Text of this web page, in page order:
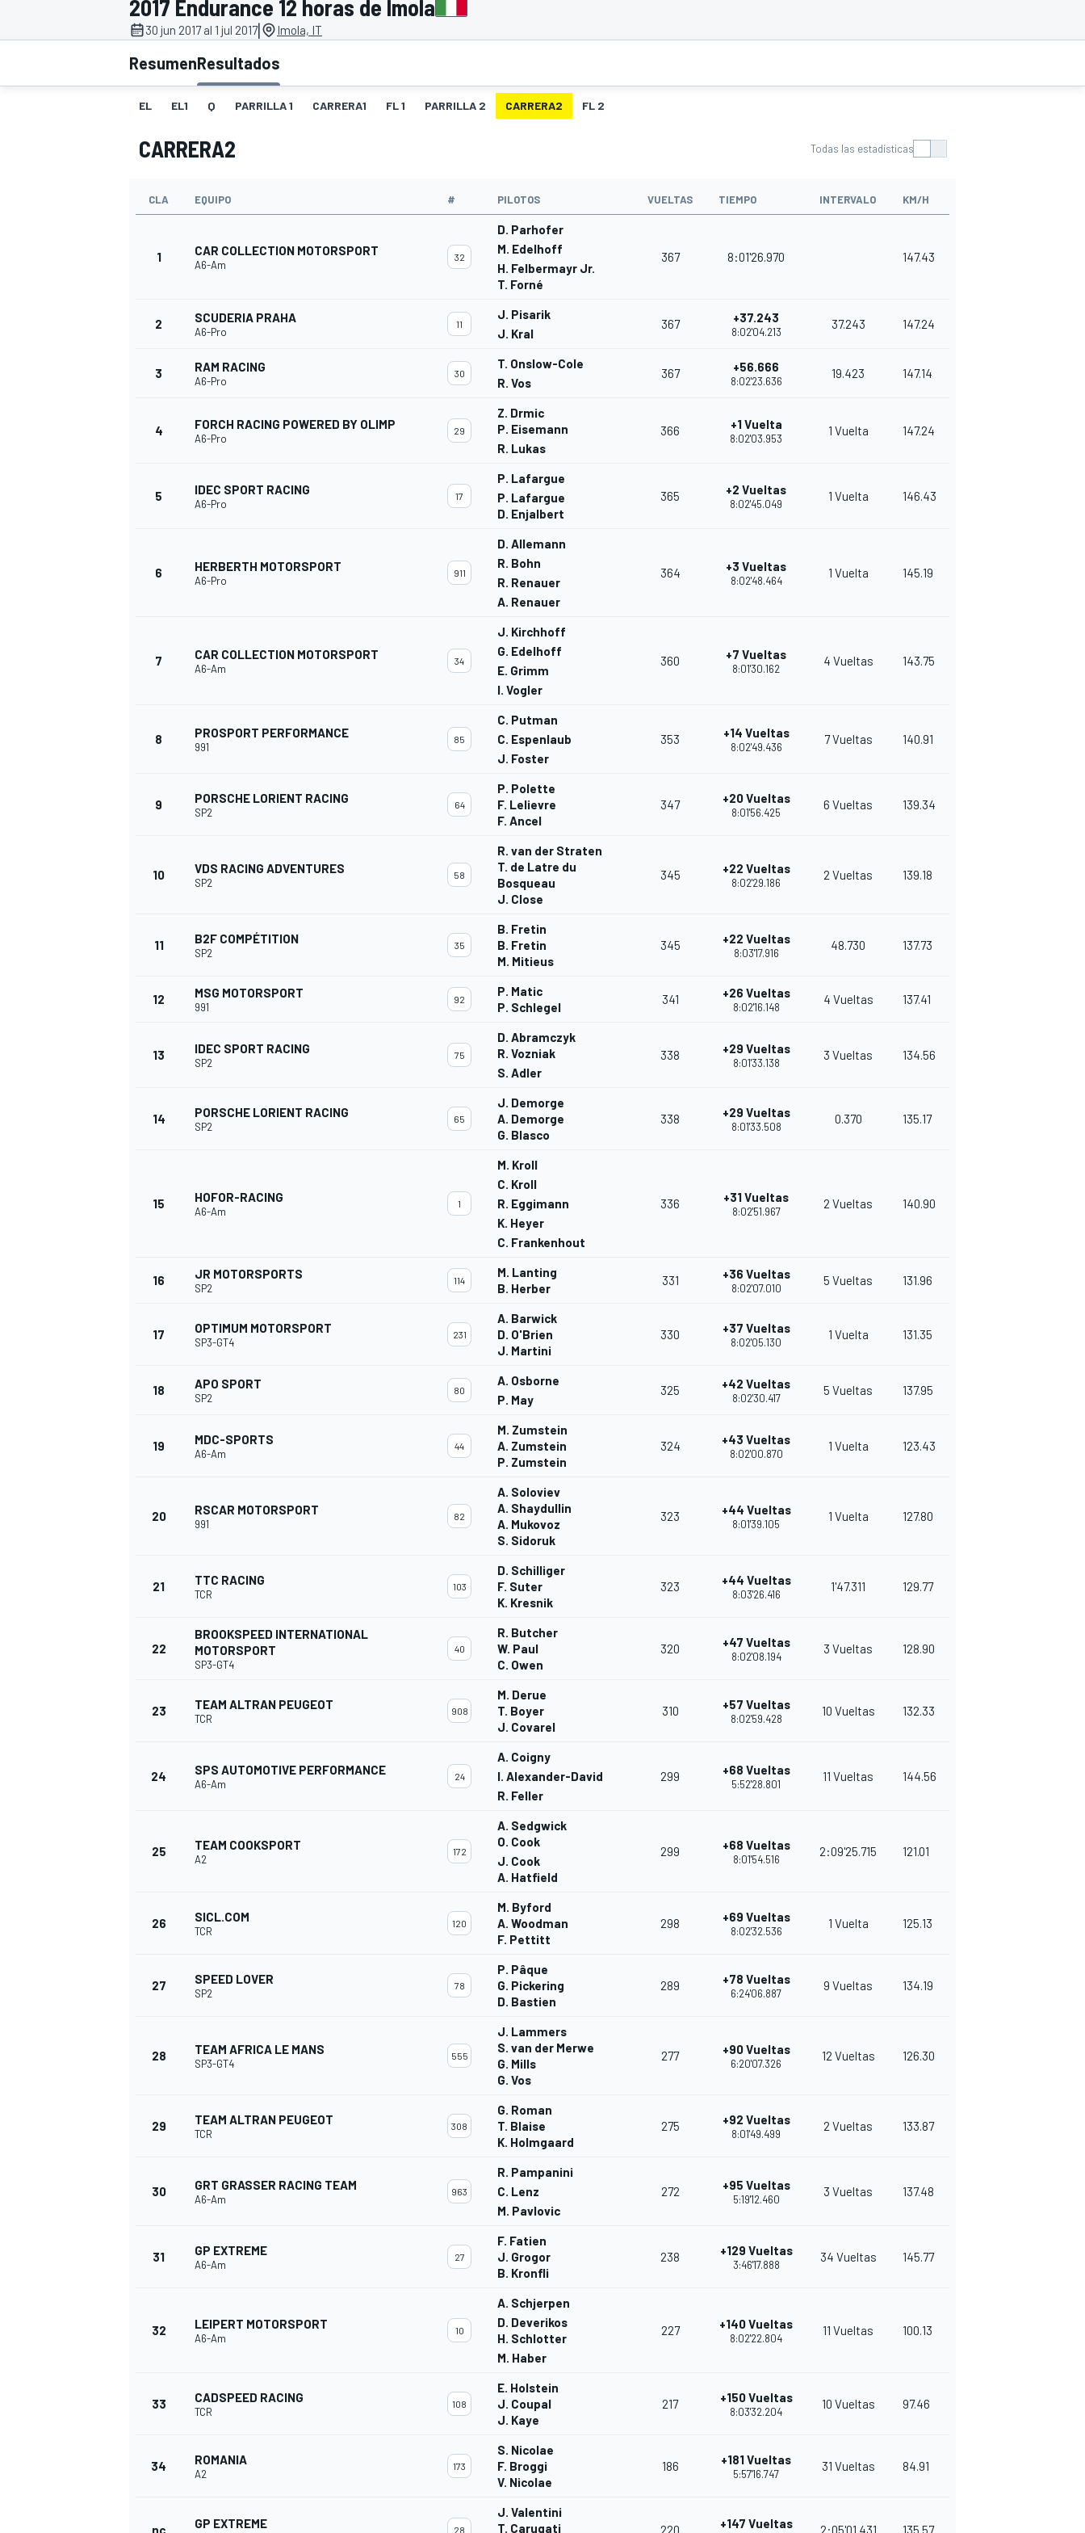
FÓRMULA E
2017 Endurance 12 horas de Imola
30 jun 2017 al 1 jul 2017| Imola, IT
ResumenResultados
EL EL1 Q PARRILLA 1 CARRERA1 FL 1 PARRILLA 2 CARRERA2 FL 2
CARRERA2 Todas las estadísticas
CLA EQUIPO # PILOTOS VUELTAS TIEMPO INTERVALO KM/H
1 CAR COLLECTION MOTORSPORT
A6-Am
32
D. Parhofer
M. Edelhoff
H. Felbermayr Jr.
T. Forné
367 8:01'26.970 147.43
2 SCUDERIA PRAHA
A6-Pro
11
J. Pisarik
J. Kral
367 +37.243
8:02'04.213
37.243 147.24
3 RAM RACING
A6-Pro
30
T. Onslow-Cole
R. Vos
367 +56.666
8:02'23.636
19.423 147.14
4 FORCH RACING POWERED BY OLIMP
A6-Pro
29
Z. Drmic
P. Eisemann
R. Lukas
366 +1 Vuelta
8:02'03.953
1 Vuelta 147.24
5 IDEC SPORT RACING
A6-Pro
17
P. Lafargue
P. Lafargue
D. Enjalbert
365 +2 Vueltas
8:02'45.049
1 Vuelta 146.43
6 HERBERTH MOTORSPORT
A6-Pro
911
D. Allemann
R. Bohn
R. Renauer
A. Renauer
364 +3 Vueltas
8:02'48.464
1 Vuelta 145.19
7 CAR COLLECTION MOTORSPORT
A6-Am
34
J. Kirchhoff
G. Edelhoff
E. Grimm
I. Vogler
360 +7 Vueltas
8:01'30.162
4 Vueltas 143.75
8 PROSPORT PERFORMANCE
991
85
C. Putman
C. Espenlaub
J. Foster
353 +14 Vueltas
8:02'49.436
7 Vueltas 140.91
9 PORSCHE LORIENT RACING
SP2
64
P. Polette
F. Lelievre
F. Ancel
347 +20 Vueltas
8:01'56.425
6 Vueltas 139.34
10 VDS RACING ADVENTURES
SP2
58
R. van der Straten
T. de Latre du
Bosqueau
J. Close
345 +22 Vueltas
8:02'29.186
2 Vueltas 139.18
11 B2F COMPÉTITION
SP2
35
B. Fretin
B. Fretin
M. Mitieus
345 +22 Vueltas
8:03'17.916
48.730 137.73
12 MSG MOTORSPORT
991
92
P. Matic
P. Schlegel
341 +26 Vueltas
8:02'16.148
4 Vueltas 137.41
13 IDEC SPORT RACING
SP2
75
D. Abramczyk
R. Vozniak
S. Adler
338 +29 Vueltas
8:01'33.138
3 Vueltas 134.56
14 PORSCHE LORIENT RACING
SP2
65
J. Demorge
A. Demorge
G. Blasco
338 +29 Vueltas
8:01'33.508
0.370 135.17
15 HOFOR-RACING
A6-Am
1
M. Kroll
C. Kroll
R. Eggimann
K. Heyer
C. Frankenhout
336 +31 Vueltas
8:02'51.967
2 Vueltas 140.90
16 JR MOTORSPORTS
SP2
114
M. Lanting
B. Herber
331 +36 Vueltas
8:02'07.010
5 Vueltas 131.96
17 OPTIMUM MOTORSPORT
SP3-GT4
231
A. Barwick
D. O'Brien
J. Martini
330 +37 Vueltas
8:02'05.130
1 Vuelta 131.35
18 APO SPORT
SP2
80
A. Osborne
P. May
325 +42 Vueltas
8:02'30.417
5 Vueltas 137.95
19 MDC-SPORTS
A6-Am
44
M. Zumstein
A. Zumstein
P. Zumstein
324 +43 Vueltas
8:02'00.870
1 Vuelta 123.43
20 RSCAR MOTORSPORT
991
82
A. Soloviev
A. Shaydullin
A. Mukovoz
S. Sidoruk
323 +44 Vueltas
8:01'39.105
1 Vuelta 127.80
21 TTC RACING
TCR
103
D. Schilliger
F. Suter
K. Kresnik
323 +44 Vueltas
8:03'26.416
1'47.311 129.77
22
BROOKSPEED INTERNATIONAL
MOTORSPORT
SP3-GT4
40
R. Butcher
W. Paul
C. Owen
320 +47 Vueltas
8:02'08.194
3 Vueltas 128.90
23 TEAM ALTRAN PEUGEOT
TCR
908
M. Derue
T. Boyer
J. Covarel
310 +57 Vueltas
8:02'59.428
10 Vueltas 132.33
24 SPS AUTOMOTIVE PERFORMANCE
A6-Am
24
A. Coigny
I. Alexander-David
R. Feller
299 +68 Vueltas
5:52'28.801
11 Vueltas 144.56
25 TEAM COOKSPORT
A2
172
A. Sedgwick
O. Cook
J. Cook
A. Hatfield
299 +68 Vueltas
8:01'54.516
2:09'25.715 121.01
26 SICL.COM
TCR
120
M. Byford
A. Woodman
F. Pettitt
298 +69 Vueltas
8:02'32.536
1 Vuelta 125.13
27 SPEED LOVER
SP2
78
P. Pâque
G. Pickering
D. Bastien
289 +78 Vueltas
6:24'06.887
9 Vueltas 134.19
28 TEAM AFRICA LE MANS
SP3-GT4
555
J. Lammers
S. van der Merwe
G. Mills
G. Vos
277 +90 Vueltas
6:20'07.326
12 Vueltas 126.30
29 TEAM ALTRAN PEUGEOT
TCR
308
G. Roman
T. Blaise
K. Holmgaard
275 +92 Vueltas
8:01'49.499
2 Vueltas 133.87
30 GRT GRASSER RACING TEAM
A6-Am
963
R. Pampanini
C. Lenz
M. Pavlovic
272 +95 Vueltas
5:19'12.460
3 Vueltas 137.48
31 GP EXTREME
A6-Am
27
F. Fatien
J. Grogor
B. Kronfli
238 +129 Vueltas
3:46'17.888
34 Vueltas 145.77
32 LEIPERT MOTORSPORT
A6-Am
10
A. Schjerpen
D. Deverikos
H. Schlotter
M. Haber
227 +140 Vueltas
8:02'22.804
11 Vueltas 100.13
33 CADSPEED RACING
TCR
108
E. Holstein
J. Coupal
J. Kaye
217 +150 Vueltas
8:03'32.204
10 Vueltas 97.46
34 ROMANIA
A2
173
S. Nicolae
F. Broggi
V. Nicolae
186 +181 Vueltas
5:57'16.747
31 Vueltas 84.91
nc GP EXTREME 28
J. Valentini
T. Carugati
220 +147 Vueltas 2:05'01.431 135.57